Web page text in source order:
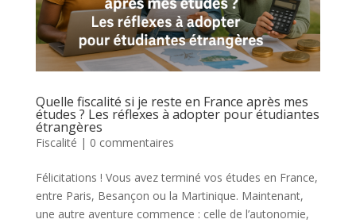
Quelle fiscalité si je reste en France après mes
études ? Les réflexes à adopter pour étudiantes
étrangères
Fiscalité | 0 commentaires
Félicitations ! Vous avez terminé vos études en France,
entre Paris, Besançon ou la Martinique. Maintenant,
une autre aventure commence : celle de l’autonomie,